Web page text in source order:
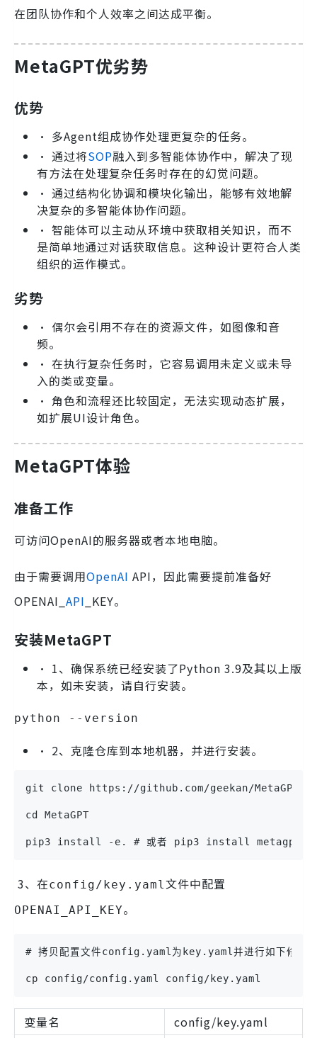
在团队协作和个人效率之间达成平衡。
MetaGPT优劣势
优势
• 多Agent组成协作处理更复杂的任务。
• 通过将SOP融入到多智能体协作中，解决了现
有方法在处理复杂任务时存在的幻觉问题。
• 通过结构化协调和模块化输出，能够有效地解
决复杂的多智能体协作问题。
• 智能体可以主动从环境中获取相关知识，而不
是简单地通过对话获取信息。这种设计更符合人类
组织的运作模式。
劣势
• 偶尔会引用不存在的资源文件，如图像和音
频。
• 在执行复杂任务时，它容易调用未定义或未导
入的类或变量。
• 角色和流程还比较固定，无法实现动态扩展，
如扩展UI设计角色。
MetaGPT体验
准备工作
可访问OpenAI的服务器或者本地电脑。
由于需要调用OpenAI API，因此需要提前准备好
OPENAI_ API _KEY。
安装MetaGPT
• 1、确保系统已经安装了Python 3.9及其以上版
本，如未安装，请自行安装。
python --version
• 2、克隆仓库到本地机器，并进行安装。
git clone https://github.com/geekan/
cd MetaGPT
pip3 install -e. # 或者 pip3 install metagpt # 安
3、在config/key.yaml 文件中配置
OPENAI_API_KEY。
# 拷贝配置文件config.yaml为key.yaml并进行如下修改
cp config/config.yaml config/key.yaml
变量名
config/key.yaml